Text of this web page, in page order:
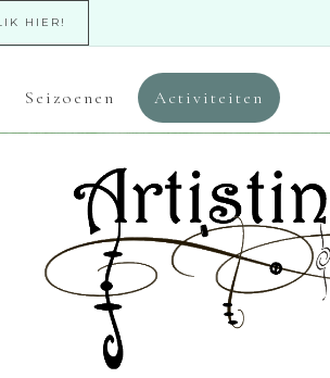
HIER!
Seizoenen Activiteiten